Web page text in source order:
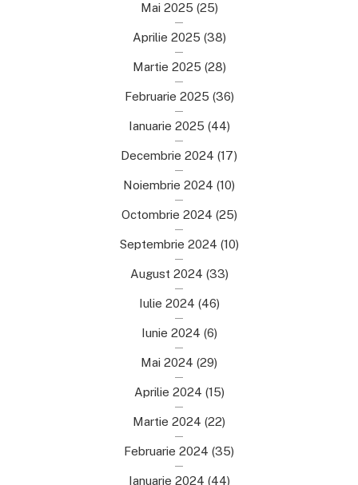
Mai 2025 (25)
Aprilie 2025 (38)
Martie 2025 (28)
Februarie 2025 (36)
Ianuarie 2025 (44)
Decembrie 2024 (17)
Noiembrie 2024 (10)
Octombrie 2024 (25)
Septembrie 2024 (10)
August 2024 (33)
Iulie 2024 (46)
Iunie 2024 (6)
Mai 2024 (29)
Aprilie 2024 (15)
Martie 2024 (22)
Februarie 2024 (35)
Ianuarie 2024 (44)